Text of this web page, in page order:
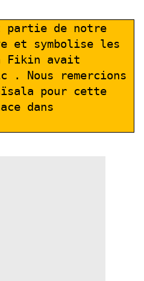
partie de notre
et symbolise les
Fikin avait
. Nous remercions
pour cette
dans